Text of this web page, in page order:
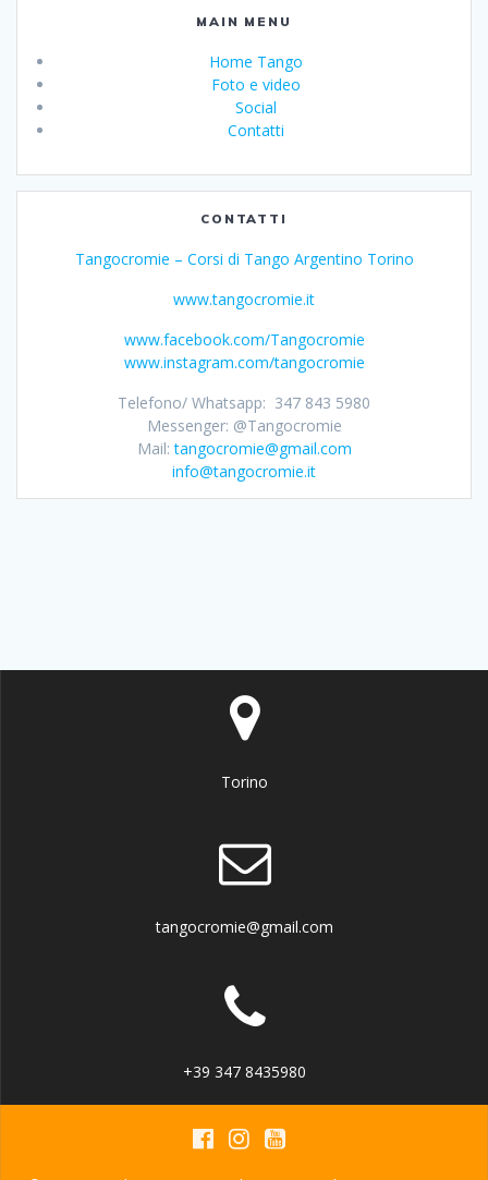
MAIN MENU
Home Tango
Foto e video
Social
Contatti
CONTATTI
Tangocromie – Corsi di Tango Argentino Torino
www.tangocromie.it
www.facebook.com/Tangocromie
www.instagram.com/tangocromie
Telefono/ Whatsapp: 347 843 5980
Messenger: @Tangocromie
Mail:tangocromie@gmail.com
info@tangocromie.it
Torino
tangocromie@gmail.com
+39 347 8435980